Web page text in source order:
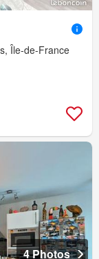
Île-de-France
4 Photos